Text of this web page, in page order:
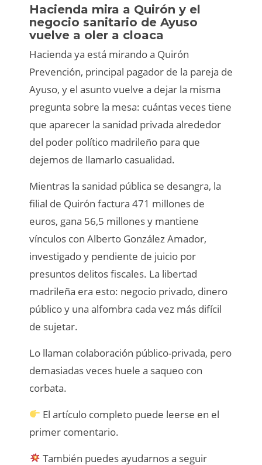
Hacienda mira a Quirón y el
negocio sanitario de Ayuso
vuelve a oler a cloaca
Hacienda ya está mirando a Quirón
Prevención, principal pagador de la pareja de
Ayuso, y el asunto vuelve a dejar la misma
pregunta sobre la mesa: cuántas veces tiene
que aparecer la sanidad privada alrededor
del poder político madrileño para que
dejemos de llamarlo casualidad.
Mientras la sanidad pública se desangra, la
filial de Quirón factura 471 millones de
euros, gana 56,5 millones y mantiene
vínculos con Alberto González Amador,
investigado y pendiente de juicio por
presuntos delitos fiscales. La libertad
madrileña era esto: negocio privado, dinero
público y una alfombra cada vez más difícil
de sujetar.
Lo llaman colaboración público-privada, pero
demasiadas veces huele a saqueo con
corbata.
El artículo completo puede leerse en el
primer comentario.
También puedes ayudarnos a seguir